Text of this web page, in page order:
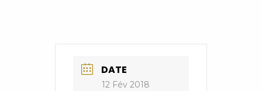
DATE
12 Fév 2018